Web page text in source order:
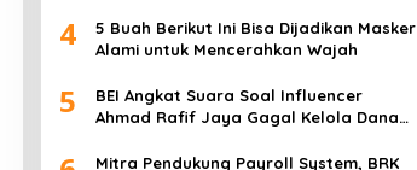
4
5 Buah Berikut Ini Bisa Dijadikan Masker
Alami untuk Mencerahkan Wajah
5
BEI Angkat Suara Soal Influencer
Ahmad Rafif Jaya Gagal Kelola Dana
Mitra Pendukung Payroll System, BRK